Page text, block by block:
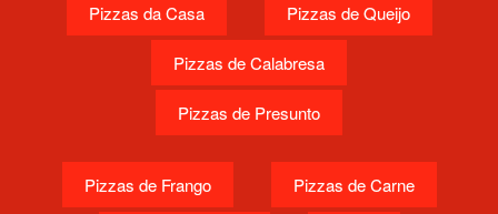
Pizzas da Casa Pizzas de Queijo
Pizzas de Calabresa
Pizzas de Presunto
Pizzas de Frango Pizzas de Carne